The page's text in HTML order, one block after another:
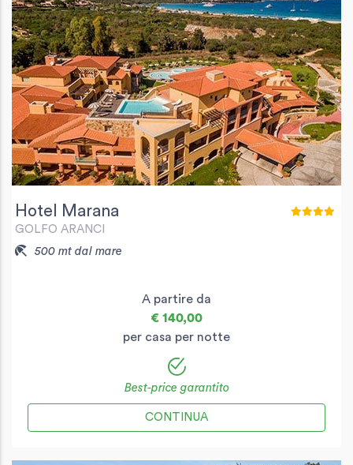
Hotel Marana
GOLFO ARANCI
500 mt dal mare
A partire da
€ 140,00
per casa per notte
Best-price garantito
CONTINUA